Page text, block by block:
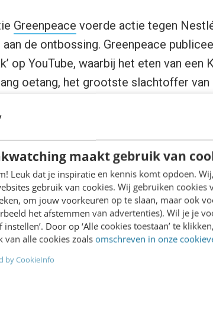
maakt gebruik van
Leuk dat je inspiratie en kennis komt opdoen.
gebruik van cookies. Wij gebruiken cookies
om jouw voorkeuren op te slaan, maar ook
het afstemmen van advertenties). Wil je je
instellen’. Door op ‘Alle cookies toestaan’ te
van alle cookies zoalsomschreven in onze
by CookieInfo
Greenpeace voerde actie tegen
de ontbossing. Greenpeace
op YouTube, waarbij het eten van
oetang, het grootste slachtoffer van
Nestlé was niet zo gediend van de
keerde de video echter terug op het
om over de ontbossing te
Nestlé overstag en heeft besloten
watch?v=HS_JZgjB1Ws
oprichter van
media is voor hem essentieel
uit voor architecten.